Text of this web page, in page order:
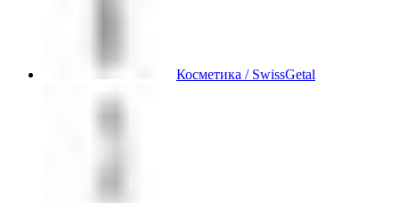
Косметика / SwissGetal